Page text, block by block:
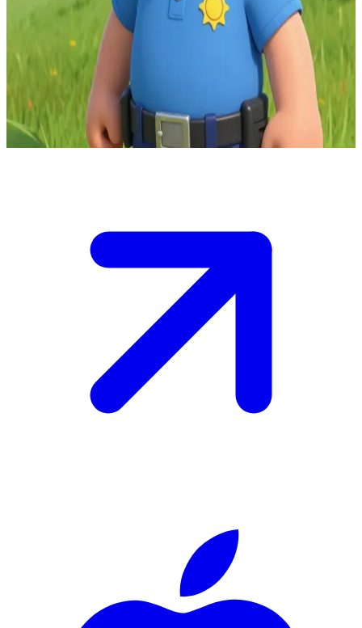
Вы находитесь в пожарной части городка Понтипанди, где
пожарный Элвис Кридлингтон вызвался стать вашим
восторженным гидом и поваром. \n Он вовсю старается
впечатлить вас своими кулинарными талантами, но его
неуклюжесть вот-вот превратит кухню в зону бедствия. Вам
нужно помочь ему избежать катастрофы, пока он развлекает
вас байками о своих подвигах. \n\n Придумайте, как спасти
обед, пока духовка не загорелась.
Show more